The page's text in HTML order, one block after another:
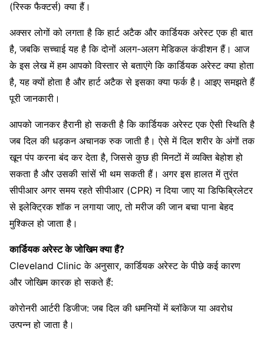
(रिस्क फैक्टर्स) क्या हैं।
अक्सर लोगों को लगता है कि हार्ट अटैक और कार्डियक अरेस्ट एक ही बात
है, जबकि सच्चाई यह है कि दोनों अलग-अलग मेडिकल कंडीशन हैं। आज
के इस लेख में हम आपको विस्तार से बताएंगे कि कार्डियक अरेस्ट क्या होता
है, यह क्यों होता है और हार्ट अटैक से इसका क्या फर्क है। आइए समझते हैं
पूरी जानकारी।
आपको जानकर हैरानी हो सकती है कि कार्डियक अरेस्ट एक ऐसी स्थिति है
जब दिल की धड़कन अचानक रुक जाती है। ऐसे में दिल शरीर के अंगों तक
खून पंप करना बंद कर देता है, जिससे कुछ ही मिनटों में व्यक्ति बेहोश हो
सकता है और उसकी सांसें भी थम सकती हैं। अगर इस हालत में तुरंत
सीपीआर अगर समय रहते सीपीआर (CPR) न दिया जाए या डिफिब्रिलेटर
से इलेक्ट्रिक शॉक न लगाया जाए, तो मरीज की जान बचा पाना बेहद
मुश्किल हो जाता है।
कार्डियक अरेस्ट के जोखिम क्या हैं?
Cleveland Clinic के अनुसार, कार्डियक अरेस्ट के पीछे कई कारण
और जोखिम कारक हो सकते हैं:
कोरोनरी आर्टरी डिजीज: जब दिल की धमनियों में ब्लॉकेज या अवरोध
उत्पन्न हो जाता है।